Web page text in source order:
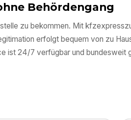
Behördengang
zu bekommen. Mit
erfolgt bequem von zu
ist 24/7 verfügbar und bundesweit